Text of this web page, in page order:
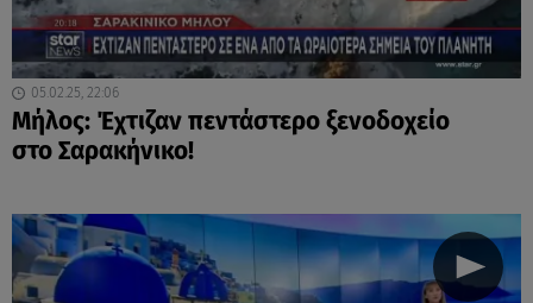
05.02.25, 22:06
Μήλος: Έχτιζαν πεντάστερο ξενοδοχείο
στο Σαρακήνικο!